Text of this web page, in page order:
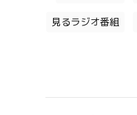
見るラジオ番組